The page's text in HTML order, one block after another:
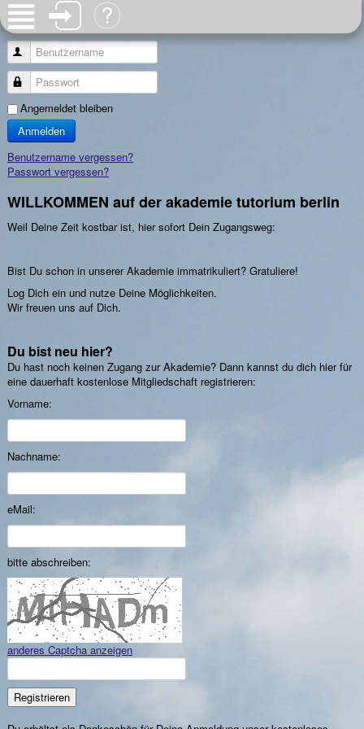
Benutzername
Passwort
Angemeldet bleiben
Anmelden
Benutzername vergessen?
Passwort vergessen?
WILLKOMMEN auf der akademie tutorium berlin
Weil Deine Zeit kostbar ist, hier sofort Dein Zugangsweg:
Bist Du schon in unserer Akademie immatrikuliert? Gratuliere!
Log Dich ein und nutze Deine Möglichkeiten.
Wir freuen uns auf Dich.
Du bist neu hier?
Du hast noch keinen Zugang zur Akademie? Dann kannst du dich hier für
eine dauerhaft kostenlose Mitgliedschaft registrieren:
Vorname:
Nachname:
eMail:
Kommentar:
bitte abschreiben:
anderes Captcha anzeigen